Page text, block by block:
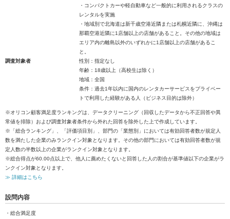
・コンパクトカーや軽自動車など一般的に利用されるクラスの
レンタルを実施
・地域別で北海道は新千歳空港近隣または札幌近隣に、沖縄は
那覇空港近隣に1店舗以上の店舗があること。その他の地域は
エリア内の離島以外のいずれかに1店舗以上の店舗があるこ
と。
調査対象者
性別：指定なし
年齢：18歳以上（高校生は除く）
地域：全国
条件：過去1年以内に国内のレンタカーサービスをプライベー
トで利用した経験がある人（ビジネス目的は除外）
※オリコン顧客満足度ランキングは、データクリーニング（回収したデータから不正回答や異
常値を排除）および調査対象者条件から外れた回答を除外した上で作成しています。
※「総合ランキング」、「評価項目別」、部門の「業態別」においては有効回答者数が規定人
数を満たした企業のみランクイン対象となります。その他の部門においては有効回答者数が規
定人数の半数以上の企業がランクイン対象となります。
※総合得点が60.00点以上で、他人に薦めたくないと回答した人の割合が基準値以下の企業がラ
ンクイン対象となります。
≫ 詳細はこちら
設問内容
・総合満足度